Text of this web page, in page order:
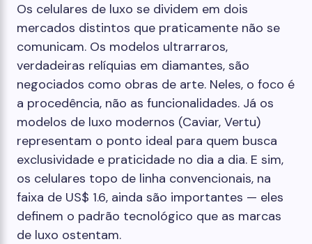
Os celulares de luxo se dividem em dois
mercados distintos que praticamente não se
comunicam. Os modelos ultrarraros,
verdadeiras relíquias em diamantes, são
negociados como obras de arte. Neles, o foco é
a procedência, não as funcionalidades. Já os
modelos de luxo modernos (Caviar, Vertu)
representam o ponto ideal para quem busca
exclusividade e praticidade no dia a dia. E sim,
os celulares topo de linha convencionais, na
faixa de US$ 1.6, ainda são importantes — eles
definem o padrão tecnológico que as marcas
de luxo ostentam.